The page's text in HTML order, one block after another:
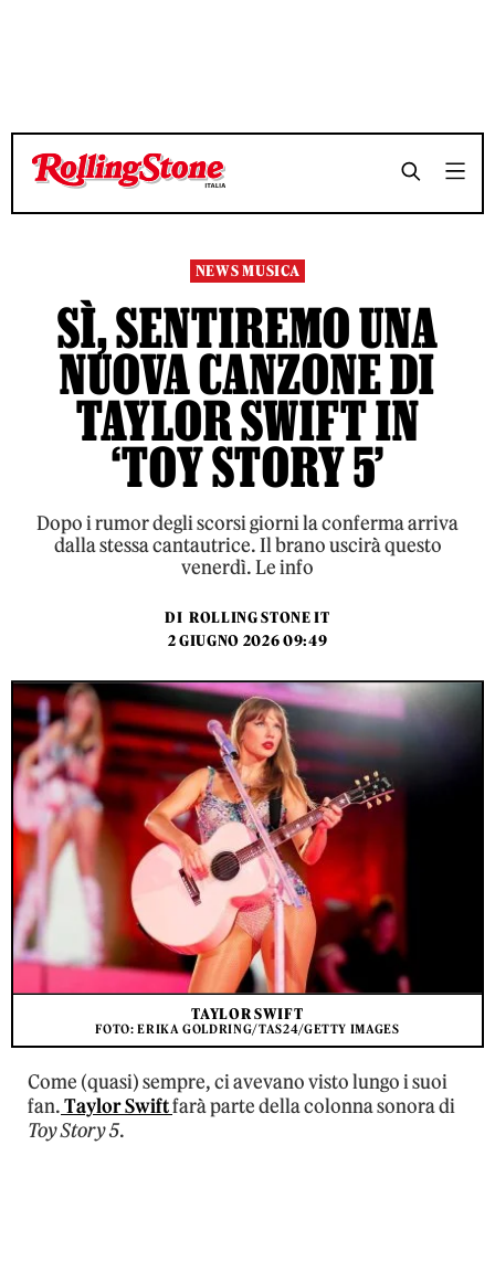
TEMPO DI LETTURA 3 MINUTI SHARE
TEMPO DI LETTURA 3 MINUTI SHARE
NEWS MUSICA
SÌ, SENTIREMO UNA
NUOVA CANZONE DI
TAYLOR SWIFT IN
‘TOY STORY 5’
Dopo i rumor degli scorsi giorni la conferma arriva
dalla stessa cantautrice. Il brano uscirà questo
venerdì. Le info
DI ROLLING STONE IT
2 GIUGNO 2026 09:49
TAYLOR SWIFT
FOTO: ERIKA GOLDRING/TAS24/GETTY IMAGES
Come (quasi) sempre, ci avevano visto lungo i suoi
fan.Taylor Swiftfarà parte della colonna sonora di
Toy Story 5.